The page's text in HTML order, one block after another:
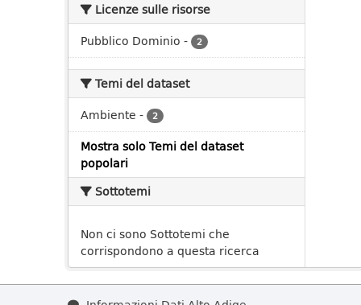
Licenze sulle risorse
Pubblico Dominio - 2
Temi del dataset
Ambiente - 2
Mostra solo Temi del dataset
popolari
Sottotemi
Non ci sono Sottotemi che
corrispondono a questa ricerca